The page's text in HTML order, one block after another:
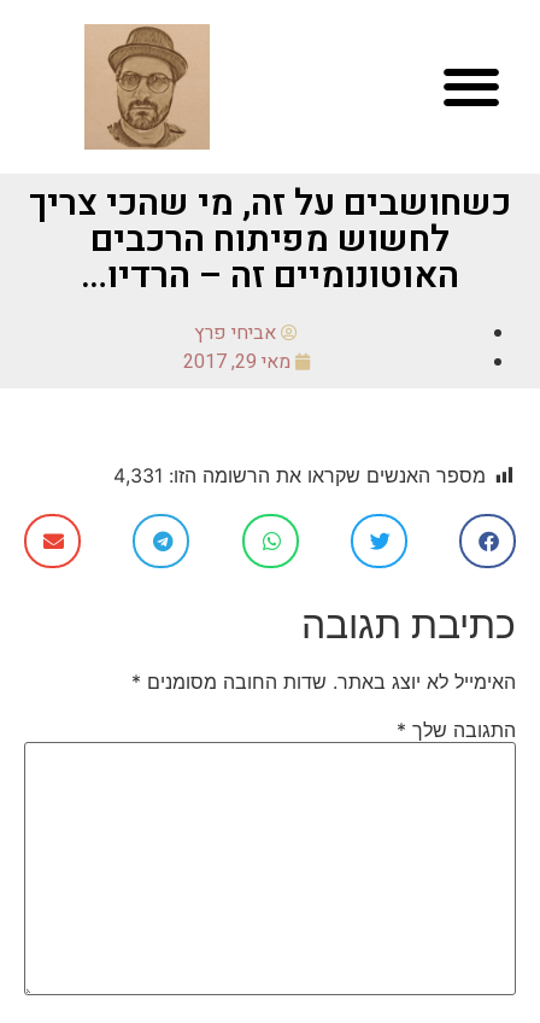
כשחושבים על זה, מי שהכי צריך
לחשוש מפיתוח הרכבים
האוטונומיים זה – הרדיו…
אביחי פרץ
מאי 29, 2017
מספר האנשים שקראו את הרשומה הזו: 4,331
כתיבת תגובה
האימייל לא יוצג באתר. שדות החובה מסומנים *
התגובה שלך *